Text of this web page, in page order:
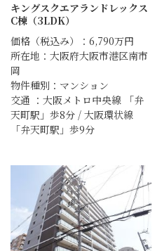
キングスクエアランドレックス
C棟（3LDK）
価格（税込み）：6,790万円
所在地：大阪府大阪市港区南市
岡
物件種別：マンション
交通 ：大阪メトロ中央線 「弁
天町駅」歩8分 / 大阪環状線
「弁天町駅」歩9分